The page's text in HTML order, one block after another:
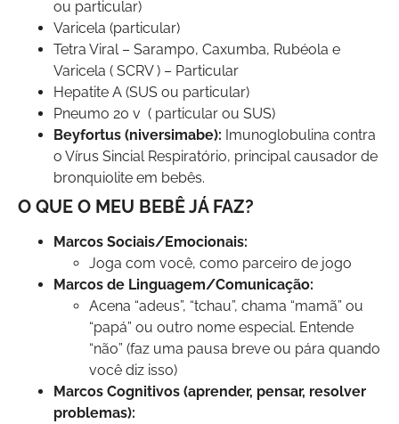
ou particular)
Varicela (particular)
Tetra Viral – Sarampo, Caxumba, Rubéola e
Varicela ( SCRV ) – Particular
Hepatite A (SUS ou particular)
Pneumo 20 v ( particular ou SUS)
Beyfortus (niversimabe): Imunoglobulina contra
o Vírus Sincial Respiratório, principal causador de
bronquiolite em bebês.
O QUE O MEU BEBÊ JÁ FAZ?
Marcos Sociais/Emocionais:
Joga com você, como parceiro de jogo
Marcos de Linguagem/Comunicação:
Acena “adeus”, “tchau”, chama “mamã” ou
“papá” ou outro nome especial. Entende
“não” (faz uma pausa breve ou pára quando
você diz isso)
Marcos Cognitivos (aprender, pensar, resolver
problemas):